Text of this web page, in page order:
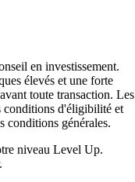
en investissement.
élevés et une forte
toute transaction. Les
conditions d'éligibilité et
conditions générales.
niveau Level Up.